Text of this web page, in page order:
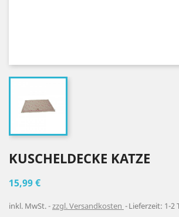
KUSCHELDECKE KATZE
15,99 €
inkl. MwSt. zzgl. Versandkosten Lieferzeit: 1-2